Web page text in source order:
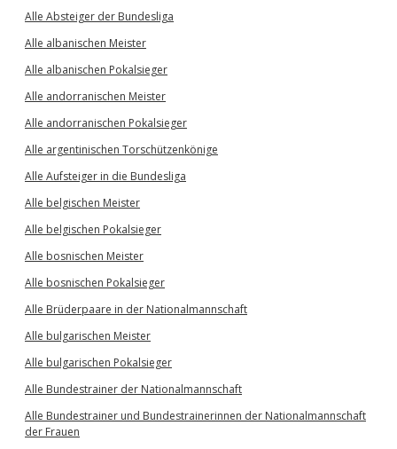
Alle Absteiger der Bundesliga
Alle albanischen Meister
Alle albanischen Pokalsieger
Alle andorranischen Meister
Alle andorranischen Pokalsieger
Alle argentinischen Torschützenkönige
Alle Aufsteiger in die Bundesliga
Alle belgischen Meister
Alle belgischen Pokalsieger
Alle bosnischen Meister
Alle bosnischen Pokalsieger
Alle Brüderpaare in der Nationalmannschaft
Alle bulgarischen Meister
Alle bulgarischen Pokalsieger
Alle Bundestrainer der Nationalmannschaft
Alle Bundestrainer und Bundestrainerinnen der Nationalmannschaft
der Frauen